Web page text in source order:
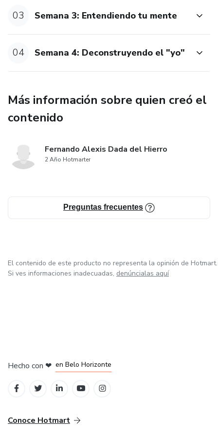
03 Semana 3: Entendiendo tu mente
04 Semana 4: Deconstruyendo el "yo"
Más información sobre quien creó el
contenido
Fernando Alexis Dada del Hierro
2 Año Hotmarter
Preguntas frecuentes
El contenido de este producto no representa la opinión de Hotmart.
Si ves informaciones inadecuadas, denúncialas aquí
Hecho con ❤ en Belo Horizonte
Conoce Hotmart